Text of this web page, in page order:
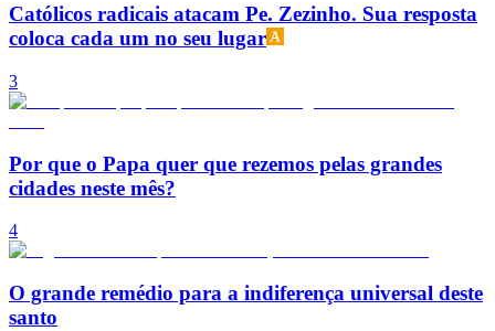
Católicos radicais atacam Pe. Zezinho. Sua resposta
coloca cada um no seu lugar
3
Por que o Papa quer que rezemos pelas grandes
cidades neste mês?
4
O grande remédio para a indiferença universal deste
santo